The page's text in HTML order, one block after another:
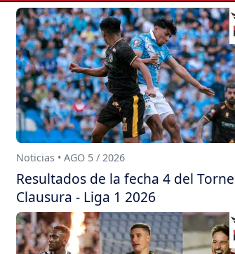
Noticias • AGO 5 / 2026
Resultados de la fecha 4 del
Clausura - Liga 1 2026